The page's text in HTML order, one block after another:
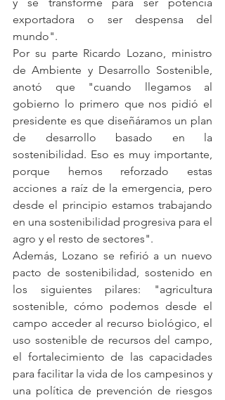
exportadora o ser despensa del
mundo".
Por su parte Ricardo Lozano, ministro
de Ambiente y Desarrollo Sostenible,
anotó que "cuando llegamos al
gobierno lo primero que nos pidió el
presidente es que diseñáramos un plan
de desarrollo basado en la
sostenibilidad. Eso es muy importante,
porque hemos reforzado estas
acciones a raíz de la emergencia, pero
desde el principio estamos trabajando
en una sostenibilidad progresiva para el
agro y el resto de sectores".
Además, Lozano se refirió a un nuevo
pacto de sostenibilidad, sostenido en
los siguientes pilares: "agricultura
sostenible, cómo podemos desde el
campo acceder al recurso biológico, el
uso sostenible de recursos del campo,
el fortalecimiento de las capacidades
para facilitar la vida de los campesinos y
una política de prevención de riesgos